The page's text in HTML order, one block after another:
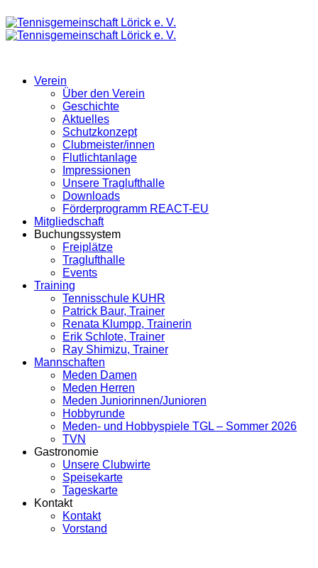
Verein
Über den Verein
Geschichte
Aktuelles
Schutzkonzept
Clubmeister/innen
Flutlichtanlage
Impressionen
Unsere Traglufthalle
Downloads
Förderprogramm REACT-EU
Mitgliedschaft
Buchungssystem
Freiplätze
Traglufthalle
Events
Training
Tennisschule KUHR
Patrick Baur, Trainer
Renata Klumpp, Trainerin
Erik Schlote, Trainer
Ray Shimizu, Trainer
Mannschaften
Meden Damen
Meden Herren
Meden Juniorinnen/Junioren
Hobbyrunde
Meden- und Hobbyspiele TGL – Sommer 2026
TVN
Gastronomie
Unsere Clubwirte
Speisekarte
Tageskarte
Kontakt
Kontakt
Vorstand